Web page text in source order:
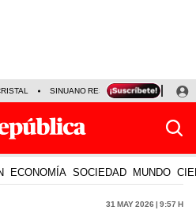
SINUANO RESULTADOS HOY
ECONOMÍA SOCIEDAD MUNDO
31 May 2026 | 9:57 h